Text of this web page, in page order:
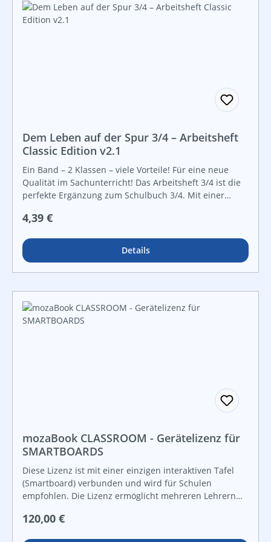
Dem Leben auf der Spur 3/4 – Arbeitsheft
Classic Edition v2.1
Ein Band – 2 Klassen – viele Vorteile! Für eine neue
Qualität im Sachunterricht! Das Arbeitsheft 3/4 ist die
perfekte Ergänzung zum Schulbuch 3/4. Mit einer
Erarbeitung von Lernzielen fördern und das
Für die 3. und 4. Klasse Volksschule
Regulärer Preis:
4,39 €
Details
mozaBook CLASSROOM - Gerätelizenz für
SMARTBOARDS
Diese Lizenz ist mit einer einzigen interaktiven Tafel
(Smartboard) verbunden und wird für Schulen
empfohlen. Die Lizenz ermöglicht mehreren Lehrern
nutzen und auf alle interaktiven Inhalten (3D-Modelle,
Regulärer Preis:
120,00 €